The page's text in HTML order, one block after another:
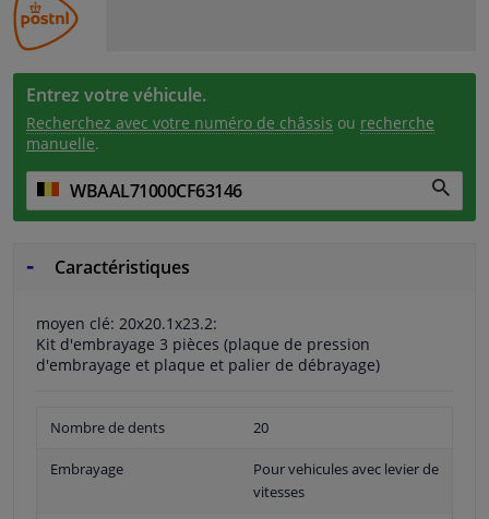
Entrez votre véhicule.
Recherchez avec votre numéro de châssis ou recherche
manuelle.
Caractéristiques
moyen clé: 20x20.1x23.2:
Kit d'embrayage 3 pièces (plaque de pression
d'embrayage et plaque et palier de débrayage)
Nombre de dents 20
Embrayage
Pour vehicules avec levier de
vitesses